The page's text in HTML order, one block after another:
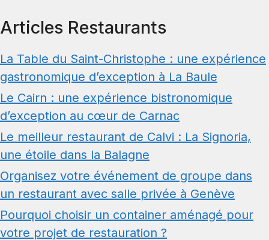
Articles Restaurants
La Table du Saint-Christophe : une expérience
gastronomique d’exception à La Baule
Le Cairn : une expérience bistronomique
d’exception au cœur de Carnac
Le meilleur restaurant de Calvi : La Signoria,
une étoile dans la Balagne
Organisez votre événement de groupe dans
un restaurant avec salle privée à Genève
Pourquoi choisir un container aménagé pour
votre projet de restauration ?